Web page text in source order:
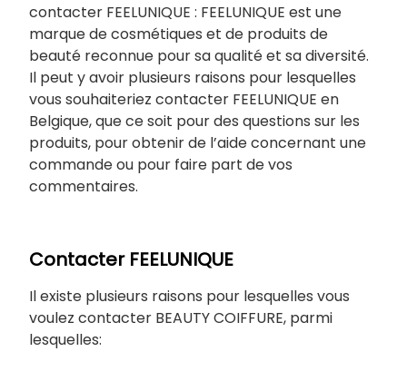
contacter FEELUNIQUE : FEELUNIQUE est une
marque de cosmétiques et de produits de
beauté reconnue pour sa qualité et sa diversité.
Il peut y avoir plusieurs raisons pour lesquelles
vous souhaiteriez contacter FEELUNIQUE en
Belgique, que ce soit pour des questions sur les
produits, pour obtenir de l’aide concernant une
commande ou pour faire part de vos
commentaires.
Contacter FEELUNIQUE
Il existe plusieurs raisons pour lesquelles vous
voulez contacter BEAUTY COIFFURE, parmi
lesquelles: